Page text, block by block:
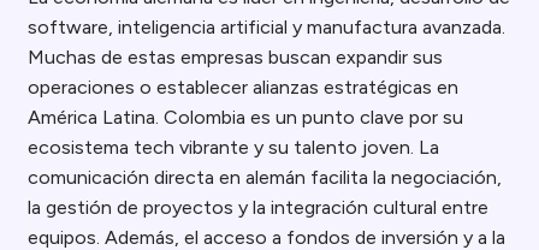
software, inteligencia artificial y manufactura avanzada.
Muchas de estas empresas buscan expandir sus
operaciones o establecer alianzas estratégicas en
América Latina. Colombia es un punto clave por su
ecosistema tech vibrante y su talento joven. La
comunicación directa en alemán facilita la negociación,
la gestión de proyectos y la integración cultural entre
equipos. Además, el acceso a fondos de inversión y a la